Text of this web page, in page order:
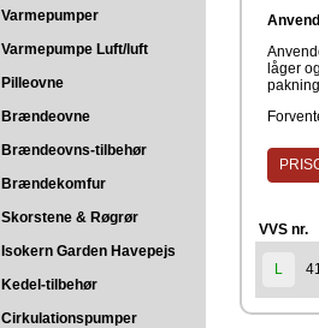
Varmepumper
Varmepumpe Luft/luft
Pilleovne
Brændeovne
Brændeovns-tilbehør
Brændekomfur
Skorstene & Røgrør
Isokern Garden Havepejs
Kedel-tilbehør
Cirkulationspumper
låger
VVS nr.
L